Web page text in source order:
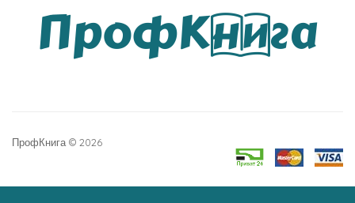
ПрофКнига © 2026